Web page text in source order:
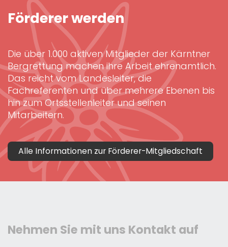
Förderer werden
Die über 1.000 aktiven Mitglieder der Kärntner
Bergrettung machen ihre Arbeit ehrenamtlich.
Das reicht vom Landesleiter, die
Fachreferenten und über mehrere Ebenen bis
hin zum Ortsstellenleiter und seinen
Mitarbeitern.
Alle Informationen zur Förderer-Mitgliedschaft
Nehmen Sie mit uns Kontakt auf